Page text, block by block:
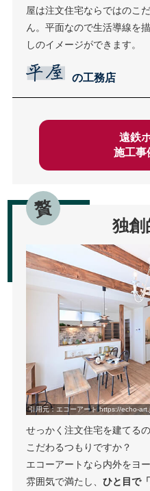
屋は注文住宅ならではのこ
ん。平面なので生活導線を
しのイメージができます。
の工務店
遠鉄
施工事
独創
引用元：エコーアート https://echo-
せっかく注文住宅を建てる
こだわるつもりですか？
エコーアートなら内外をヨ
雰囲気で満たし、 ひと目で